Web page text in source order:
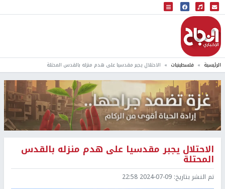
البث المباشر
إذاعة النجاح
الرئيسية فلسطينيات الاحتلال يجبر مقدسيا على هدم منزله بالقدس المحتلة
الاحتلال يجبر مقدسيا على هدم منزله بالقدس
المحتلة
تم النشر بتاريخ: 2024-07-09 22:58